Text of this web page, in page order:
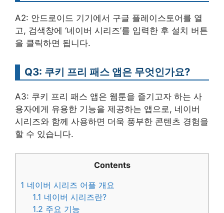
A2: 안드로이드 기기에서 구글 플레이스토어를 열
고, 검색창에 ‘네이버 시리즈’를 입력한 후 설치 버튼
을 클릭하면 됩니다.
Q3: 쿠키 프리 패스 앱은 무엇인가요?
A3: 쿠키 프리 패스 앱은 웹툰을 즐기고자 하는 사
용자에게 유용한 기능을 제공하는 앱으로, 네이버
시리즈와 함께 사용하면 더욱 풍부한 콘텐츠 경험을
할 수 있습니다.
Contents
1 네이버 시리즈 어플 개요
1.1 네이버 시리즈란?
1.2 주요 기능